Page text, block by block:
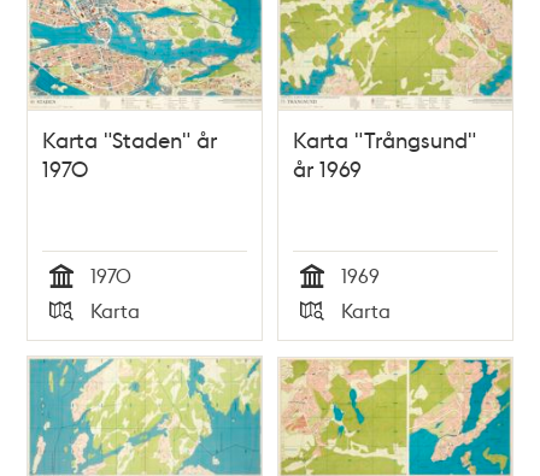
Karta "Staden" år
1970
Tid
1970
Typ
Karta
Karta "Trångsund"
år 1969
Tid
1969
Typ
Karta